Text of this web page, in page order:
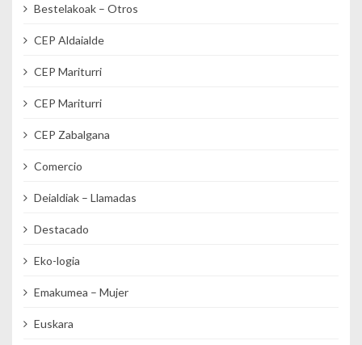
Bestelakoak – Otros
CEP Aldaialde
CEP Mariturri
CEP Mariturri
CEP Zabalgana
Comercio
Deialdiak – Llamadas
Destacado
Eko-logia
Emakumea – Mujer
Euskara